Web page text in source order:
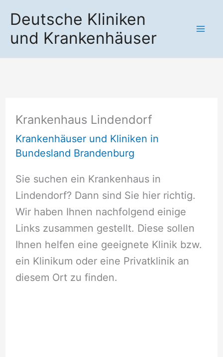
Inhalt
springen
Deutsche Kliniken
und Krankenhäuser
Krankenhaus Lindendorf
Krankenhäuser und Kliniken in
Bundesland Brandenburg
Sie suchen ein Krankenhaus in
Lindendorf? Dann sind Sie hier richtig.
Wir haben Ihnen nachfolgend einige
Links zusammen gestellt. Diese sollen
Ihnen helfen eine geeignete Klinik bzw.
ein Klinikum oder eine Privatklinik an
diesem Ort zu finden.